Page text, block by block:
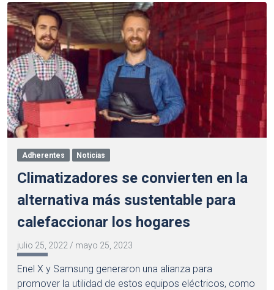
Adherentes Noticias
Climatizadores se convierten en la
alternativa más sustentable para
calefaccionar los hogares
julio 25, 2022 / mayo 25, 2023
Enel X y Samsung generaron una alianza para
promover la utilidad de estos equipos eléctricos, como